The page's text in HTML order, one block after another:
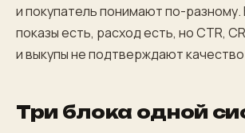
и покупатель понимают по-разному.
показы есть, расход есть, но CTR,
и выкупы не подтверждают
Три блока одной